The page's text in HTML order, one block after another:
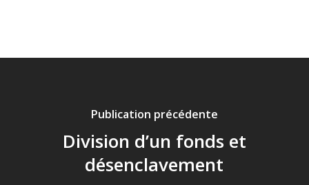
Publication précédente
Division d’un fonds et
désenclavement